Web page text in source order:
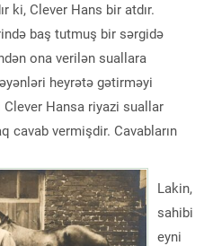
ki, Clever Hans bir atdır.
baş tutmuş bir sərgidə
ona verilən suallara
heyrətə gətirməyi
Clever Hansa riyazi suallar
cavab vermişdir. Cavabların
Lakin,
sahibi
eyni